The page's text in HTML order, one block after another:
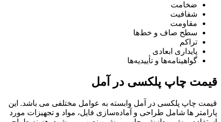
ضخامت
شفافیت
مقاومت
سطح صاف و خط‌ها
تراکم
پایداری ابعادی
گواهینامه‌ها و تأییدیه‌ها
قیمت چاپ پلکسی در آمل
قیمت چاپ پلکسی در آمل وابسته به عوامل مختلفی می باشد. این
پارامتر ها شامل طراحی و آماده‌سازی فایل، مواد و تجهیزات مورد